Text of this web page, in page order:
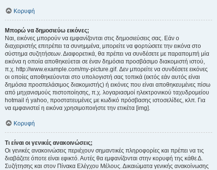
Κορυφή
Μπορώ να δημοσιεύω εικόνες;
Ναι, εικόνες μπορούν να εμφανίζονται στις δημοσιεύσεις σας. Εάν ο
διαχειριστής επιτρέπει τα συνημμένα, μπορείτε να φορτώσετε την εικόνα στο
σύστημα συζητήσεων. Διαφορετικά, θα πρέπει να συνδέσετε με παραπομπή μία
εικόνα η οποία αποθηκεύεται σε έναν δημόσια προσβάσιμο διακομιστή ιστού,
π.χ. http://www.example.com/my-picture.gif. Δεν μπορείτε να συνδέσετε εικόνες
οι οποίες αποθηκεύονται στο υπολογιστή σας τοπικά (εκτός εάν αυτός είναι
δημόσια προσπελάσιμος διακομιστής) ή εικόνες που είναι αποθηκευμένες πίσω
από μηχανισμούς πιστοποίησης, π.χ. λογαριασμοί ηλεκτρονικού ταχυδρομείου
hotmail ή yahoo, προστατευμένες με κωδικό πρόσβασης ιστοσελίδες, κλπ. Για
να εμφανιστεί η εικόνα χρησιμοποιήστε την ετικέτα [img].
Κορυφή
Τι είναι οι γενικές ανακοινώσεις;
Οι γενικές ανακοινώσεις περιέχουν σημαντικές πληροφορίες και πρέπει να τις
διαβάζετε όποτε είναι εφικτό. Αυτές θα εμφανίζονται στην κορυφή της κάθε Δ.
Συζήτησης και στον Πίνακα Ελέγχου Μέλους. Δικαιώματα γενικής ανακοίνωσης